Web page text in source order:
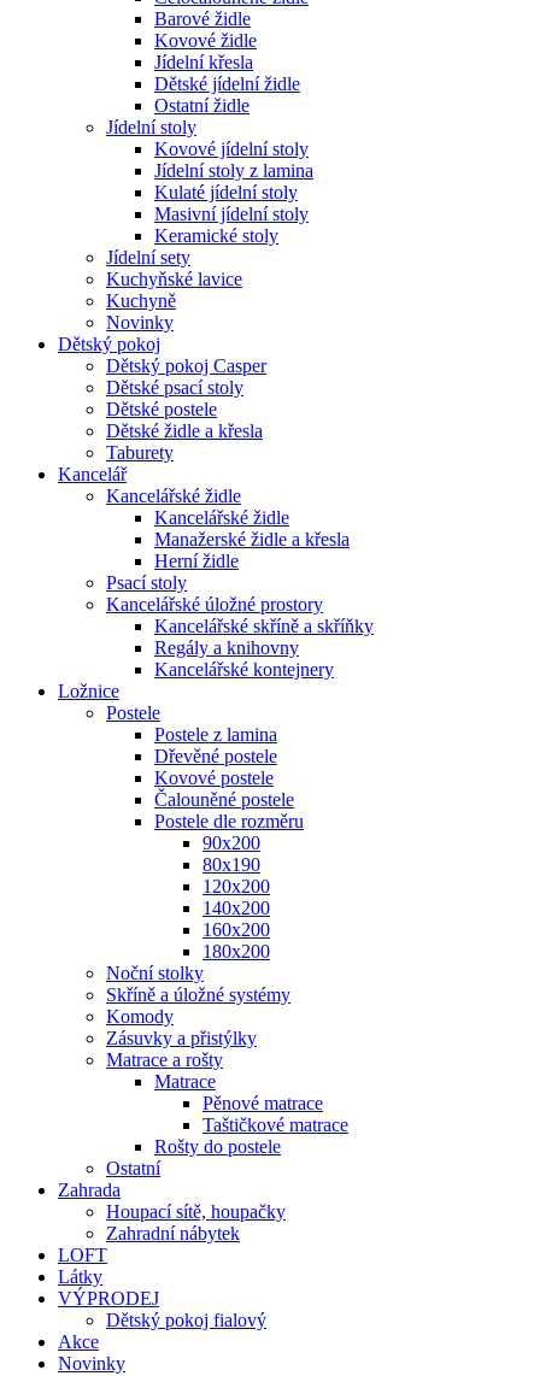
Barové židle
Kovové židle
Jídelní křesla
Dětské jídelní židle
Ostatní židle
Jídelní stoly
Kovové jídelní stoly
Jídelní stoly z lamina
Kulaté jídelní stoly
Masivní jídelní stoly
Keramické stoly
Jídelní sety
Kuchyňské lavice
Kuchyně
Novinky
Dětský pokoj
Dětský pokoj Casper
Dětské psací stoly
Dětské postele
Dětské židle a křesla
Taburety
Kancelář
Kancelářské židle
Kancelářské židle
Manažerské židle a křesla
Herní židle
Psací stoly
Kancelářské úložné prostory
Kancelářské skříně a skříňky
Regály a knihovny
Kancelářské kontejnery
Ložnice
Postele
Postele z lamina
Dřevěné postele
Kovové postele
Čalouněné postele
Postele dle rozměru
90x200
80x190
120x200
140x200
160x200
180x200
Noční stolky
Skříně a úložné systémy
Komody
Zásuvky a přistýlky
Matrace a rošty
Matrace
Pěnové matrace
Taštičkové matrace
Rošty do postele
Ostatní
Zahrada
Houpací sítě, houpačky
Zahradní nábytek
LOFT
Látky
VÝPRODEJ
Dětský pokoj fialový
Akce
Novinky